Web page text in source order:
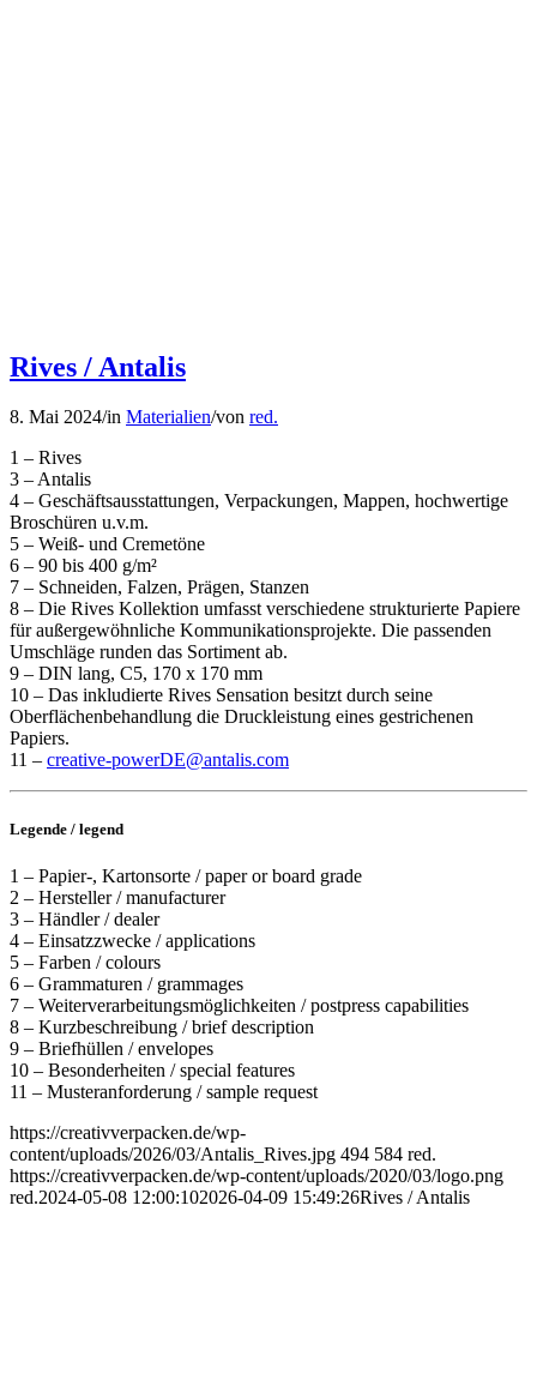
Rives / Antalis
8. Mai 2024/in Materialien/von red.
1 – Rives
3 – Antalis
4 – Geschäftsausstattungen, Verpackungen, Mappen, hochwertige
Broschüren u.v.m.
5 – Weiß- und Cremetöne
6 – 90 bis 400 g/m²
7 – Schneiden, Falzen, Prägen, Stanzen
8 – Die Rives Kollektion umfasst verschiedene strukturierte Papiere
für außergewöhnliche Kommunikationsprojekte. Die passenden
Umschläge runden das Sortiment ab.
9 – DIN lang, C5, 170 x 170 mm
10 – Das inkludierte Rives Sensation besitzt durch seine
Oberflächenbehandlung die Druckleistung eines gestrichenen
Papiers.
11 – creative-powerDE@antalis.com
Legende / legend
1 – Papier-, Kartonsorte / paper or board grade
2 – Hersteller / manufacturer
3 – Händler / dealer
4 – Einsatzzwecke / applications
5 – Farben / colours
6 – Grammaturen / grammages
7 – Weiterverarbeitungsmöglichkeiten / postpress capabilities
8 – Kurzbeschreibung / brief description
9 – Briefhüllen / envelopes
10 – Besonderheiten / special features
11 – Musteranforderung / sample request
https://creativverpacken.de/wp-
content/uploads/2026/03/Antalis_Rives.jpg 494 584 red.
https://creativverpacken.de/wp-content/uploads/2020/03/logo.png
red.2024-05-08 12:00:102026-04-09 15:49:26Rives / Antalis